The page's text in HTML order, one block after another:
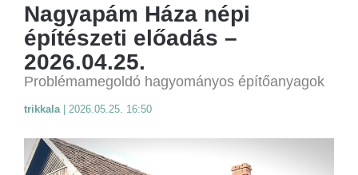
Nagyapám Háza népi
építészeti előadás –
2026.04.25.
Problémamegoldó hagyományos építőanyagok
trikkala 2026.05.25. 16:50